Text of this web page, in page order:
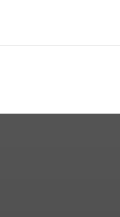
от